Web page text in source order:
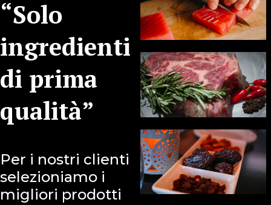
“Solo
ingredienti
di prima
qualità”
Per i nostri clienti
selezioniamo i
migliori prodotti